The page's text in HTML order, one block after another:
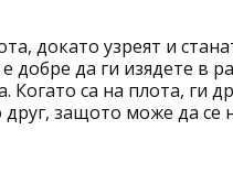
докато узреят и
добре да ги изядете в
Когато са на плота,
защото може да се